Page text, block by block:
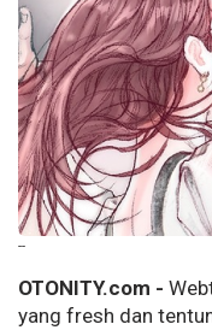
--
OTONITY.com -
yang fresh dan